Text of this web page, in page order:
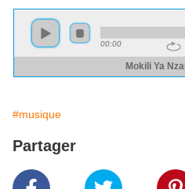
#musique
Partager